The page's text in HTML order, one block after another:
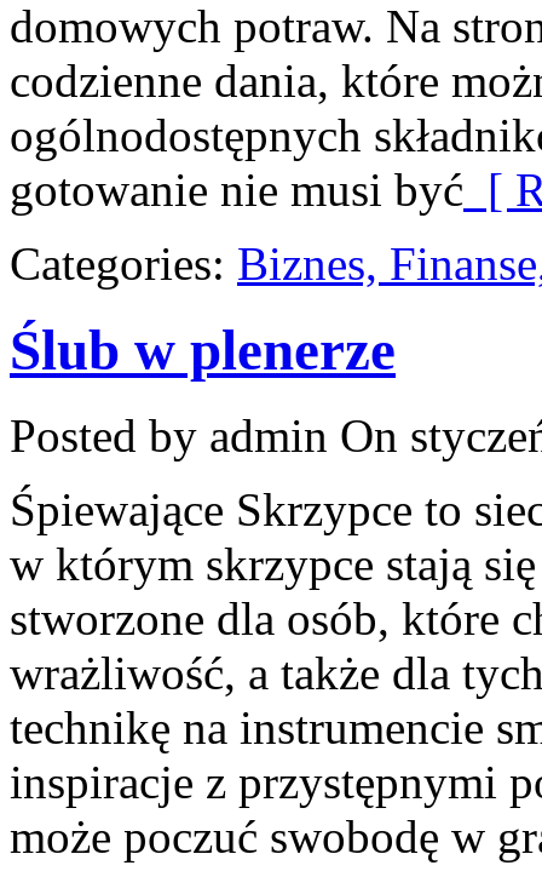
domowych potraw. Na
codzienne dania, które
ogólnodostępnych
gotowanie nie musi być [
Categories: Biznes,
Ślub w plenerze
Posted by admin On
Śpiewające Skrzypce to
w którym skrzypce stają
stworzone dla osób, które
wrażliwość, a także dla
technikę na instrumencie
inspiracje z przystępnymi
może poczuć swobodę w